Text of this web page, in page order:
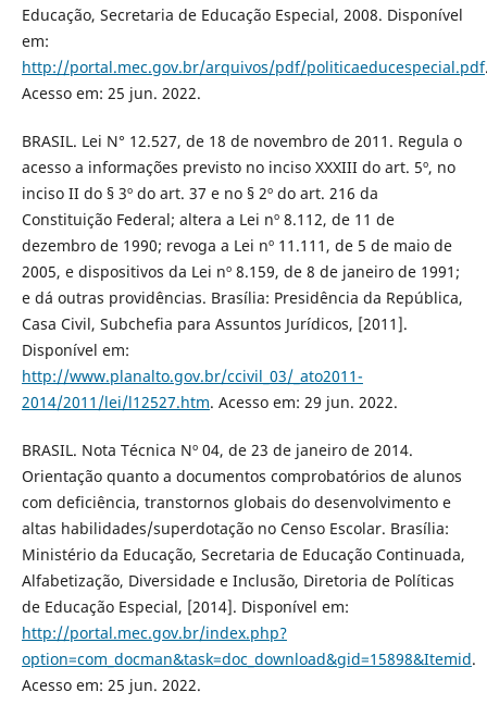
Educação, Secretaria de Educação Especial, 2008. Disponível
em:
http://portal.mec.gov.br/arquivos/pdf/politicaeducespecial.pdf
Acesso em: 25 jun. 2022.
BRASIL. Lei N° 12.527, de 18 de novembro de 2011. Regula o
acesso a informações previsto no inciso XXXIII do art. 5º, no
inciso II do § 3º do art. 37 e no § 2º do art. 216 da
Constituição Federal; altera a Lei nº 8.112, de 11 de
dezembro de 1990; revoga a Lei nº 11.111, de 5 de maio de
2005, e dispositivos da Lei nº 8.159, de 8 de janeiro de 1991;
e dá outras providências. Brasília: Presidência da República,
Casa Civil, Subchefia para Assuntos Jurídicos, [2011].
Disponível em:
http://www.planalto.gov.br/ccivil_03/_ato2011-
2014/2011/lei/l12527.htm. Acesso em: 29 jun. 2022.
BRASIL. Nota Técnica Nº 04, de 23 de janeiro de 2014.
Orientação quanto a documentos comprobatórios de alunos
com deficiência, transtornos globais do desenvolvimento e
altas habilidades/superdotação no Censo Escolar. Brasília:
Ministério da Educação, Secretaria de Educação Continuada,
Alfabetização, Diversidade e Inclusão, Diretoria de Políticas
de Educação Especial, [2014]. Disponível em:
http://portal.mec.gov.br/index.php?
option=com_docman&task=doc_download&gid=15898&Itemid.
Acesso em: 25 jun. 2022.